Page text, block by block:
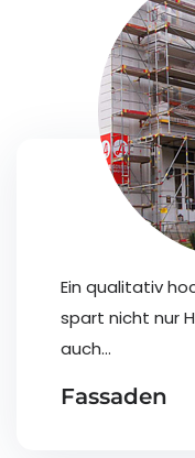
Der
Objekte ist
von...